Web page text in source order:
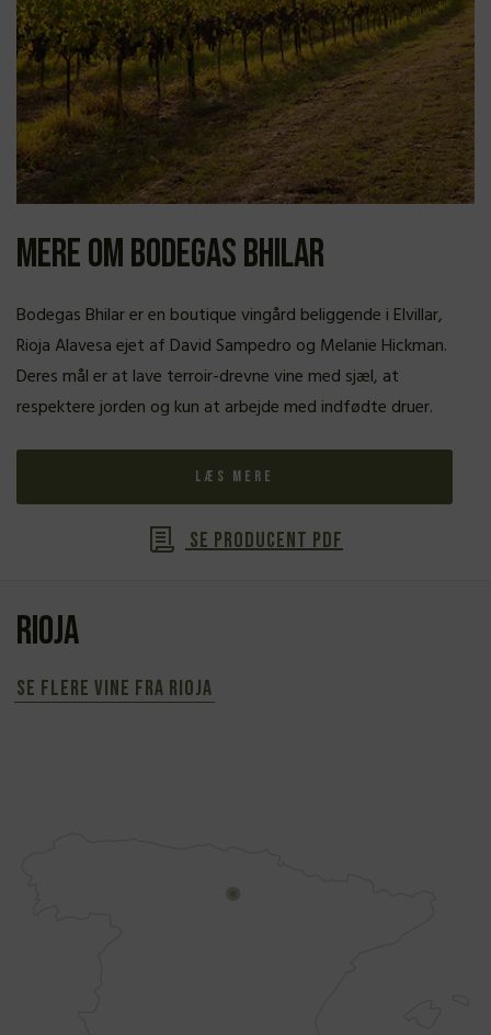
Mere om Bodegas Bhilar
Bodegas Bhilar er en boutique vingård beliggende i Elvillar,
Rioja Alavesa ejet af David Sampedro og Melanie Hickman.
Deres mål er at lave terroir-drevne vine med sjæl, at
respektere jorden og kun at arbejde med indfødte druer.
Læs mere
Se producent PDF
Rioja
Se flere vine fra Rioja